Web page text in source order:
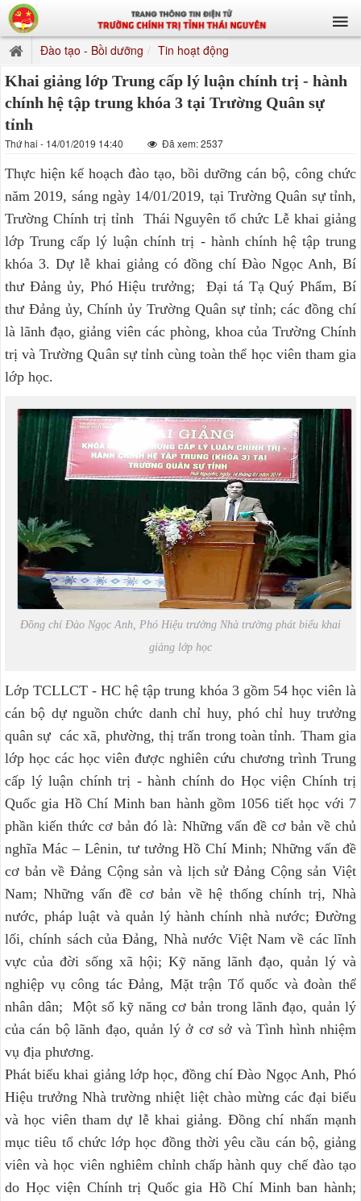
Đào tạo - Bồi dưỡng Tin hoạt động
Khai giảng lớp Trung cấp lý luận chính trị - hành
chính hệ tập trung khóa 3 tại Trường Quân sự
tỉnh
Thứ hai - 14/01/2019 14:40 Đã xem: 2537
Thực hiện kế hoạch đào tạo, bồi dưỡng cán bộ, công chức
năm 2019, sáng ngày 14/01/2019, tại Trường Quân sự tỉnh,
Trường Chính trị tỉnh Thái Nguyên tổ chức Lễ khai giảng
lớp Trung cấp lý luận chính trị - hành chính hệ tập trung
khóa 3. Dự lễ khai giảng có đồng chí Đào Ngọc Anh, Bí
thư Đảng ủy, Phó Hiệu trưởng; Đại tá Tạ Quý Phẩm, Bí
thư Đảng ủy, Chính ủy Trường Quân sự tỉnh; các đồng chí
là lãnh đạo, giảng viên các phòng, khoa của Trường Chính
trị và Trường Quân sự tỉnh cùng toàn thể học viên tham gia
lớp học.
Đồng chí Đào Ngọc Anh, Phó Hiệu trưởng Nhà trường phát biểu khai
giảng lớp học
Lớp TCLLCT - HC hệ tập trung khóa 3 gồm 54 học viên là
cán bộ dự nguồn chức danh chỉ huy, phó chỉ huy trưởng
quân sự các xã, phường, thị trấn trong toàn tỉnh. Tham gia
lớp học các học viên được nghiên cứu chương trình Trung
cấp lý luận chính trị - hành chính do Học viện Chính trị
Quốc gia Hồ Chí Minh ban hành gồm 1056 tiết học với 7
phần kiến thức cơ bản đó là: Những vấn đề cơ bản về chủ
nghĩa Mác – Lênin, tư tưởng Hồ Chí Minh; Những vấn đề
cơ bản về Đảng Cộng sản và lịch sử Đảng Cộng sản Việt
Nam; Những vấn đề cơ bản về hệ thống chính trị, Nhà
nước, pháp luật và quản lý hành chính nhà nước; Đường
lối, chính sách của Đảng, Nhà nước Việt Nam về các lĩnh
vực của đời sống xã hội; Kỹ năng lãnh đạo, quản lý và
nghiệp vụ công tác Đảng, Mặt trận Tổ quốc và đoàn thể
nhân dân; Một số kỹ năng cơ bản trong lãnh đạo, quản lý
của cán bộ lãnh đạo, quản lý ở cơ sở và Tình hình nhiệm
vụ địa phương.
Phát biểu khai giảng lớp học, đồng chí Đào Ngọc Anh, Phó
Hiệu trưởng Nhà trường nhiệt liệt chào mừng các đại biểu
và học viên tham dự lễ khai giảng. Đồng chí nhấn mạnh
mục tiêu tổ chức lớp học đồng thời yêu cầu cán bộ, giảng
viên và học viên nghiêm chỉnh chấp hành quy chế đào tạo
do Học viện Chính trị Quốc gia Hồ Chí Minh ban hành;